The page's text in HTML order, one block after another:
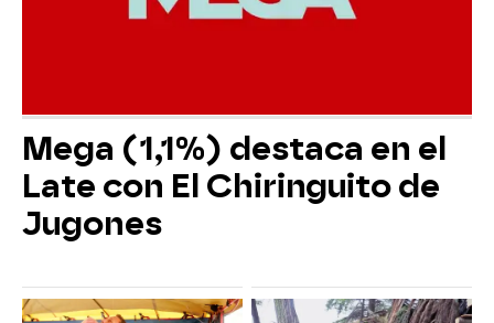
Mega (1,1%) destaca en el
Late con El Chiringuito de
Jugones